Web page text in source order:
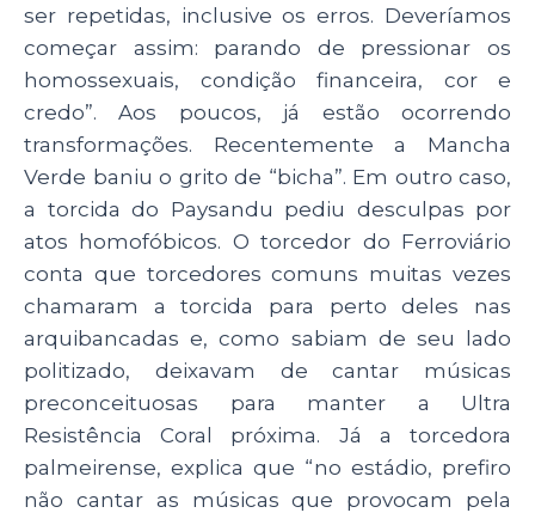
ser repetidas, inclusive os erros. Deveríamos
começar assim: parando de pressionar os
homossexuais, condição financeira, cor e
credo”. Aos poucos, já estão ocorrendo
transformações. Recentemente a Mancha
Verde baniu o grito de “bicha”. Em outro caso,
a torcida do Paysandu pediu desculpas por
atos homofóbicos. O torcedor do Ferroviário
conta que torcedores comuns muitas vezes
chamaram a torcida para perto deles nas
arquibancadas e, como sabiam de seu lado
politizado, deixavam de cantar músicas
preconceituosas para manter a Ultra
Resistência Coral próxima. Já a torcedora
palmeirense, explica que “no estádio, prefiro
não cantar as músicas que provocam pela